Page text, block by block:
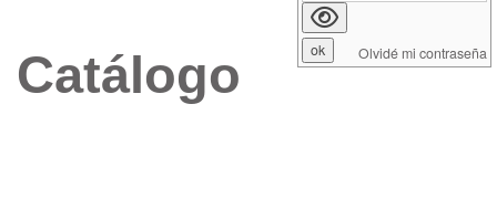
Catálogo Olvidé mi contraseña